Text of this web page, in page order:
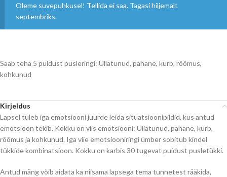
Oleme suvepuhkusel! Tellida ei saa. Tagasi hiljemalt
septembriks.
Saab teha 5 puidust pusleringi: Üllatunud, pahane, kurb, rõõmus,
kohkunud
Kirjeldus
Lapsel tuleb iga emotsiooni juurde leida situatsioonipildid, kus antud
emotsioon tekib. Kokku on viis emotsiooni: Üllatunud, pahane, kurb,
rõõmus ja kohkunud. Iga viie emotsiooniringi ümber sobitub kindel
tükkide kombinatsioon. Kokku on karbis 30 tugevat puidust pusletükki.
Antud mäng võib aidata ka niisama lapsega tema tunnetest rääkida,